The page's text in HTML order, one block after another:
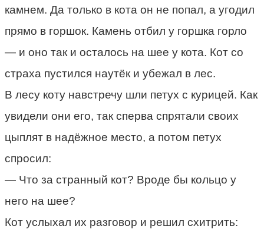
камнем. Да только в кота он не попал, а угодил
прямо в горшок. Камень отбил у горшка горло
— и оно так и осталось на шее у кота. Кот со
страха пустился наутёк и убежал в лес.
В лесу коту навстречу шли петух с курицей. Как
увидели они его, так сперва спрятали своих
цыплят в надёжное место, а потом петух
спросил:
— Что за странный кот? Вроде бы кольцо у
него на шее?
Кот услыхал их разговор и решил схитрить: